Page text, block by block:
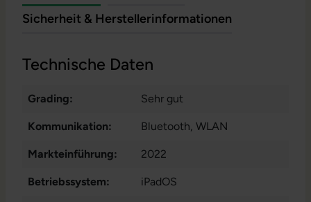
Sicherheit & Herstellerinformationen
Technische Daten
Grading: Sehr gut
Kommunikation: Bluetooth, WLAN
Markteinführung: 2022
Betriebssystem: iPadOS